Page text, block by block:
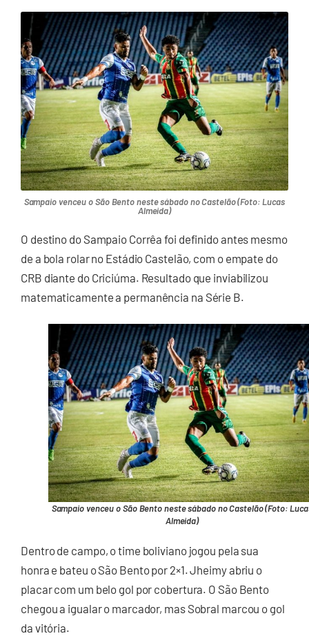
Sampaio venceu o São Bento neste sábado no Castelão (Foto: Lucas
Almeida)
O destino do Sampaio Corrêa foi definido antes mesmo
de a bola rolar no Estádio Castelão, com o empate do
CRB diante do Criciúma. Resultado que inviabilizou
matematicamente a permanência na Série B.
Sampaio venceu o São Bento neste sábado no Castelão (Foto:
Almeida)
Dentro de campo, o time boliviano jogou pela sua
honra e bateu o São Bento por 2×1. Jheimy abriu o
placar com um belo gol por cobertura. O São Bento
chegou a igualar o marcador, mas Sobral marcou o gol
da vitória.